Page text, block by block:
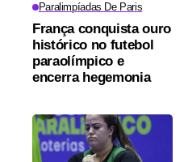
Paralimpíadas De Paris
França conquista ouro
histórico no futebol
paraolímpico e
encerra hegemonia